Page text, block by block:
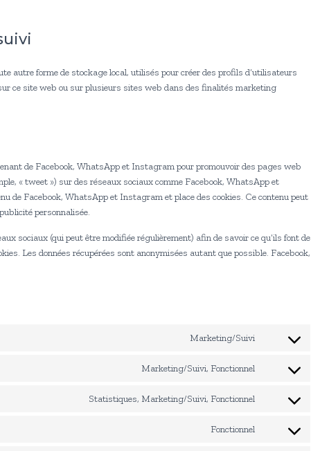
autre forme de stockage local, utilisés pour créer des profils d’utilisateurs
ce site web ou sur plusieurs sites web dans des finalités marketing
de Facebook, WhatsApp et Instagram pour promouvoir des pages web
« tweet ») sur des réseaux sociaux comme Facebook, WhatsApp et
de Facebook, WhatsApp et Instagram et place des cookies. Ce contenu peut
personnalisée.
sociaux (qui peut être modifiée régulièrement) afin de savoir ce qu’ils font de
Les données récupérées sont anonymisées autant que possible. Facebook,
Marketing/Suivi
Consent
service
maps
Marketing/Suivi, Fonctionnel
Consent
service
Statistiques, Marketing/Suivi, Fonctionnel
Consent
service
Fonctionnel
Consent